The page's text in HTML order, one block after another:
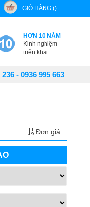
GIỎ HÀNG ()
HƠN 10 NĂM
Kinh nghiệm
triển khai
- 0936 995 663
Đơn giá